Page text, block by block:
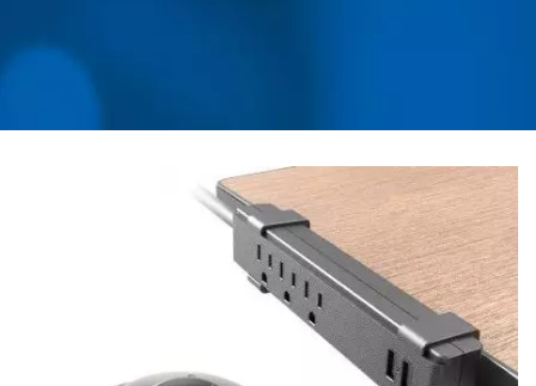
FORNITORE CON SEDE
A TAIWAN DI
PROTEZIONE DA
SOVRATENSIONI AC,
ADATTATORE DA
VIAGGIO UNIVERSALE,
CONVERTITORE,